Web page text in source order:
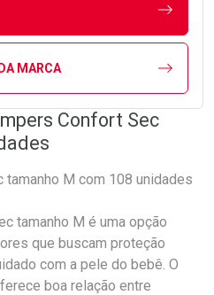
MARCA
Confort Sec
tamanho M com 108 unidades
tamanho M é uma opção
que buscam proteção
com a pele do bebê. O
boa relação entre